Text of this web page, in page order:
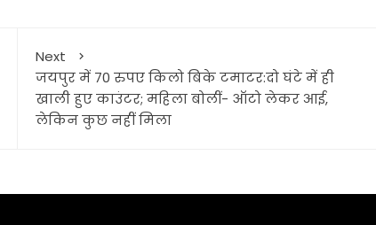
Next
जयपुर में 70 रुपए किलो बिके टमाटर:दो घंटे में ही
खाली हुए काउंटर; महिला बोलीं- ऑटो लेकर आई,
लेकिन कुछ नहीं मिला